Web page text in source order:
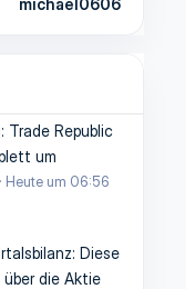
Trade Republic
um
Heute um 06:56
Diese
die Aktie